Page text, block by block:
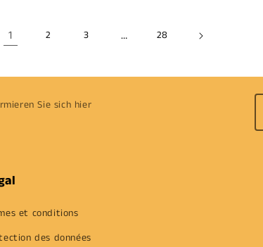
1 2 3 … 28
Sie sich hier
et conditions
des données